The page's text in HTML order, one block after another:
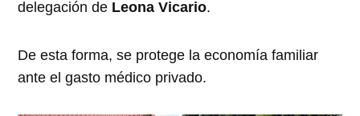
delegación de Leona Vicario.
De esta forma, se protege la economía familiar
ante el gasto médico privado.